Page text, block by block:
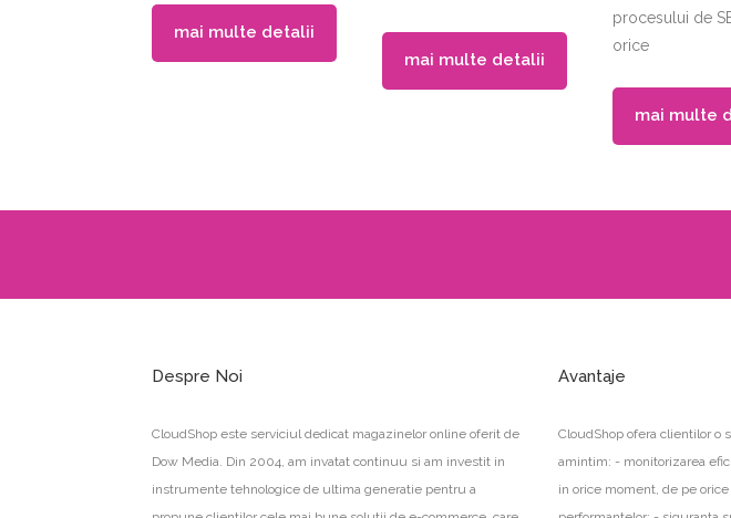
mai multe detalii
mai multe detalii
procesului de
orice
mai multe
Despre Noi
CloudShop este serviciul dedicat magazinelor online oferit de
Dow Media. Din 2004, am invatat continuu si am investit in
instrumente tehnologice de ultima generatie pentru a
Avantaje
CloudShop ofera clientilor o
amintim: - monitorizarea
in orice moment, de pe